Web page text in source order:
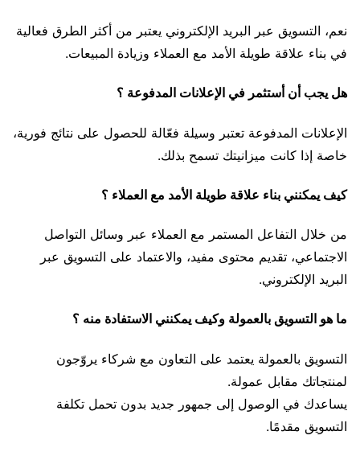
نعم، التسويق عبر البريد الإلكتروني يعتبر من أكثر الطرق فعالية
في بناء علاقة طويلة الأمد مع العملاء وزيادة المبيعات.
هل يجب أن أستثمر في الإعلانات المدفوعة ؟
الإعلانات المدفوعة تعتبر وسيلة فعّالة للحصول على نتائج فورية،
خاصة إذا كانت ميزانيتك تسمح بذلك.
كيف يمكنني بناء علاقة طويلة الأمد مع العملاء ؟
من خلال التفاعل المستمر مع العملاء عبر وسائل التواصل
الاجتماعي، تقديم محتوى مفيد، والاعتماد على التسويق عبر
البريد الإلكتروني.
ما هو التسويق بالعمولة وكيف يمكنني الاستفادة منه ؟
التسويق بالعمولة يعتمد على التعاون مع شركاء يروّجون
لمنتجاتك مقابل عمولة.
يساعدك في الوصول إلى جمهور جديد بدون تحمل تكلفة
التسويق مقدمًا.